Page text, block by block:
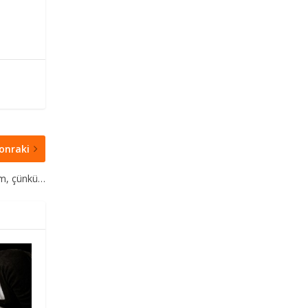
çünkü…